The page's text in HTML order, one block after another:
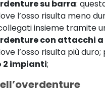
su barra:
l’osso risulta meno
insieme tramite
con attacchi a
l’osso risulta più
2 impianti;